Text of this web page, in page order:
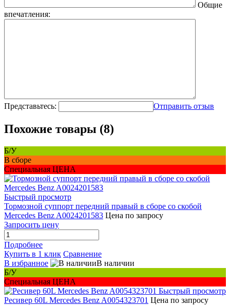
Общие
впечатления:
Представьтесь: Отправить отзыв
Похожие товары (8)
Б/У
В сборе
Специальная ЦЕНА
Быстрый просмотр
Тормозной суппорт передний правый в сборе со скобой
Mercedes Benz A0024201583 Цена по запросу
Запросить цену
Подробнее
Купить в 1 клик Сравнение
В избранное
В наличии
Б/У
Специальная ЦЕНА
Быстрый просмотр
Ресивер 60L Mercedes Benz A0054323701 Цена по запросу